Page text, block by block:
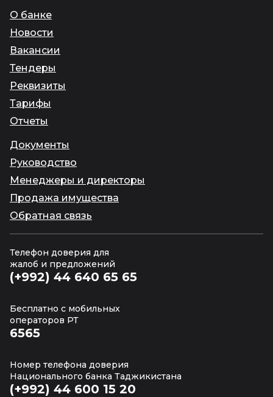
О банке
Новости
Вакансии
Тендеры
Реквизиты
Тарифы
Отчеты
Документы
Руководство
Менеджеры и директоры
Продажа имущества
Обратная связь
Телефон доверия для
жалоб и предложений
(+992) 44 640 65 65
Бесплатно с мобильных
операторов РТ
6565
Номер телефона доверия
Национального банка Таджикистана
(+992) 44 600 15 20